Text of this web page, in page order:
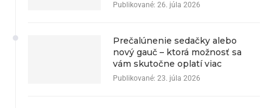
Publikované: 26. júla 2026
Prečalúnenie sedačky alebo
nový gauč – ktorá možnosť sa
vám skutočne oplatí viac
Publikované: 23. júla 2026